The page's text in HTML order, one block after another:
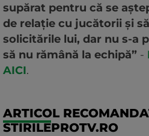
supărat pentru că se
de relație cu jucătorii și
solicitările lui, dar nu s-a
să nu rămână la echipă” -
AICI.
ARTICOL
STIRILEPROTV.RO